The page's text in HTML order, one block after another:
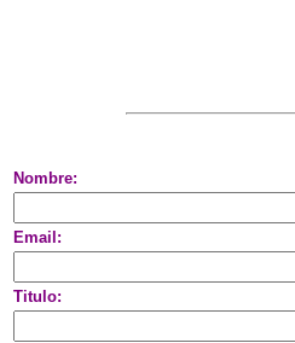
Nombre:
Email:
Titulo: